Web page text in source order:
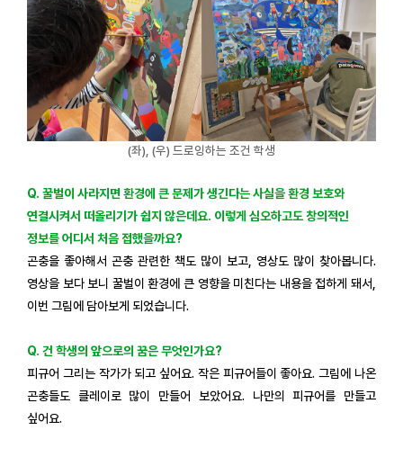
(좌), (우) 드로잉하는 조건 학생
Q. 꿀벌이 사라지면 환경에 큰 문제가 생긴다는 사실을 환경 보호와
연결시켜서 떠올리기가 쉽지 않은데요. 이렇게 심오하고도 창의적인
정보를 어디서 처음 접했을까요?
곤충을 좋아해서 곤충 관련한 책도 많이 보고, 영상도 많이 찾아봅니다.
영상을 보다 보니 꿀벌이 환경에 큰 영향을 미친다는 내용을 접하게 돼서,
이번 그림에 담아보게 되었습니다.
Q. 건 학생의 앞으로의 꿈은 무엇인가요?
피규어 그리는 작가가 되고 싶어요. 작은 피규어들이 좋아요. 그림에 나온
곤충들도 클레이로 많이 만들어 보았어요. 나만의 피규어를 만들고
싶어요.